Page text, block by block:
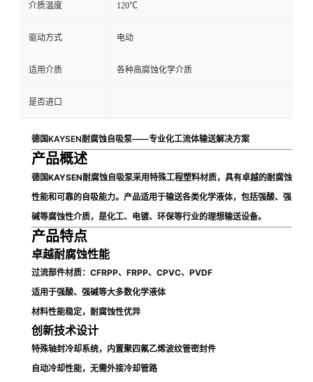
介质温度 120℃
驱动方式 电动
适用介质 各种高腐蚀化学介质
是否进口
德国KAYSEN耐腐蚀自吸泵——专业化工流体输送解决方案
产品概述
德国KAYSEN耐腐蚀自吸泵采用特殊工程塑料材质，具有卓越的耐腐蚀
性能和可靠的自吸能力。产品适用于输送各类化学液体，包括强酸、强
碱等腐蚀性介质，是化工、电镀、环保等行业的理想输送设备。
产品特点
卓越耐腐蚀性能
过流部件材质：CFRPP、FRPP、CPVC、PVDF
适用于强酸、强碱等大多数化学液体
材料性能稳定，耐腐蚀性优异
创新技术设计
特殊轴封冷却系统，内置聚四氟乙烯波纹管密封件
自动冷却性能，无需外接冷却管路